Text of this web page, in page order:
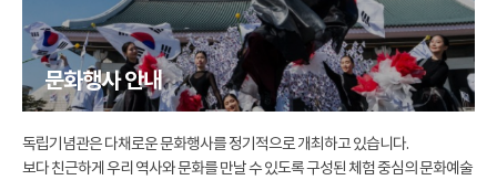
문화행사 안내
독립기념관은 다채로운 문화행사를 정기적으로 개최하고 있습니다.
보다 친근하게 우리 역사와 문화를 만날 수 있도록 구성된 체험 중심의 문화예술